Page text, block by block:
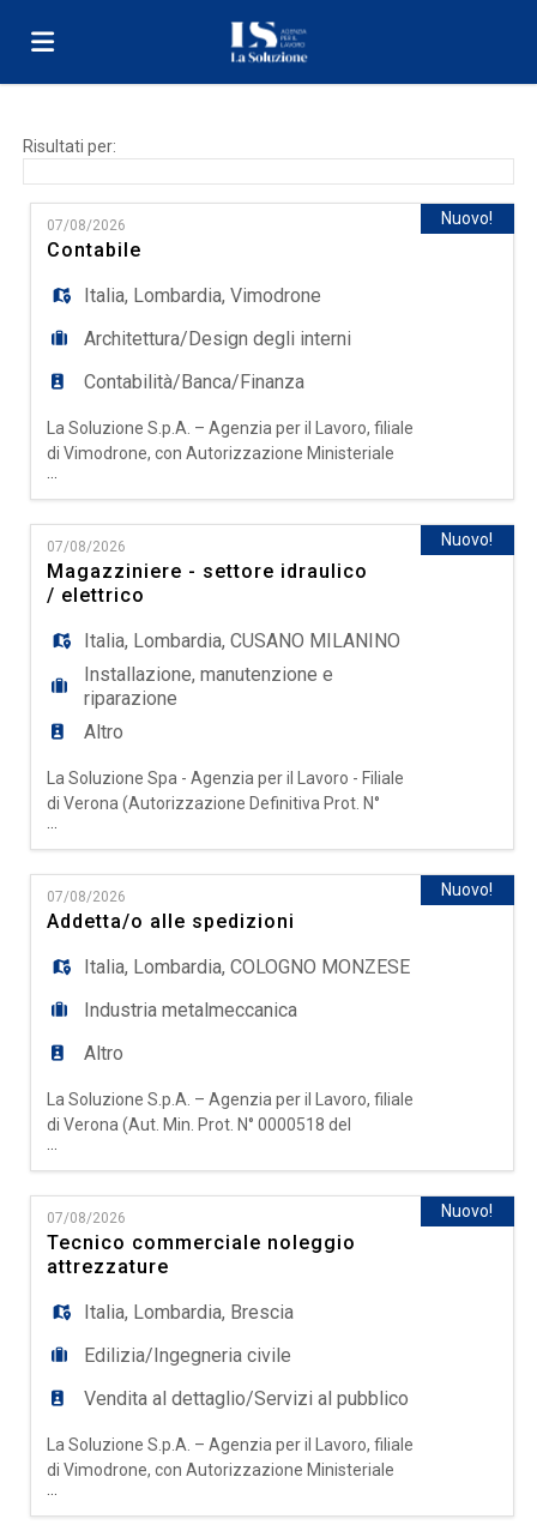
Offerte
di
lavoro
Carica
il
CV
Login
Lingua
EN
IT
DE
ES
PT
Risultati per:
07/08/2026
Contabile
Italia, Lombardia,Vimodrone
Architettura/Design degli interni
Contabilità/Banca/Finanza
La Soluzione S.p.A. – Agenzia per il Lavoro, filiale
di Vimodrone, con Autorizzazione Ministeriale
Definitiva Prot. N° 0000518 del 18/11/2025,
ricerca per azienda cliente operante nel settore
grafico/industriale una risorsa da inserire come:
Contabile amministrativo/a La risorsa sarà
inserita all'interno dell'ufficio amministrativo e si
occuperà
Nuovo!
07/08/2026
Magazziniere - settore idraulico
/ elettrico
Italia, Lombardia,CUSANO MILANINO
Installazione, manutenzione e
riparazione
Altro
La Soluzione Spa - Agenzia per il Lavoro - Filiale
di Verona (Autorizzazione Definitiva Prot. N°
0000518 del 18/11/2025), seleziona per azienda
cliente operante nel settore impiantistico una
risorsa da inserire come MAGAZZINIERE CON
PATENTINO PER IL MULETTO Con esperienza nel
settore Idraulico/Elettrico Il ruolo prevede: -
Nuovo!
07/08/2026
Addetta/o alle spedizioni
Italia, Lombardia,COLOGNO MONZESE
Industria metalmeccanica
Altro
La Soluzione S.p.A. – Agenzia per il Lavoro, filiale
di Verona (Aut. Min. Prot. N° 0000518 del
18/11/2025), ricerca per azienda cliente
operante nel settore metalmeccanico una figura
da inserire come ADDETTO/A AL PICKING E
SPEDIZIONI L'Opportunità Cerchiamo una
persona precisa, dinamica e organizzata,
interessata a entrare a far parte di
Nuovo!
07/08/2026
Tecnico commerciale noleggio
attrezzature
Italia, Lombardia, Brescia
Edilizia/Ingegneria civile
Vendita al dettaglio/Servizi al pubblico
La Soluzione S.p.A. – Agenzia per il Lavoro, filiale
di Vimodrone, con Autorizzazione Ministeriale
Definitiva Prot. N° 0000518 del 18/11/2025,
ricerca per azienda cliente operante nel settore
Nuovo!